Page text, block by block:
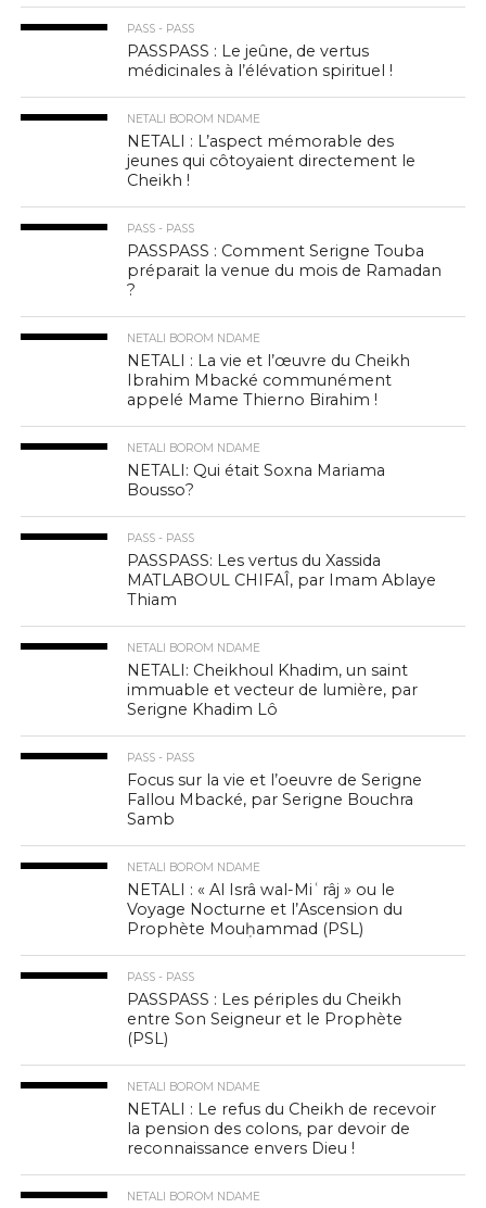
PASS - PASS
PASSPASS : Le jeûne, de vertus
médicinales à l’élévation spirituel !
NETALI BOROM NDAME
NETALI : L’aspect mémorable des
jeunes qui côtoyaient directement le
Cheikh !
PASS - PASS
PASSPASS : Comment Serigne Touba
préparait la venue du mois de Ramadan
?
NETALI BOROM NDAME
NETALI : La vie et l’œuvre du Cheikh
Ibrahim Mbacké communément
appelé Mame Thierno Birahim !
NETALI BOROM NDAME
NETALI: Qui était Soxna Mariama
Bousso?
PASS - PASS
PASSPASS: Les vertus du Xassida
MATLABOUL CHIFAÎ, par Imam Ablaye
Thiam
NETALI BOROM NDAME
NETALI: Cheikhoul Khadim, un saint
immuable et vecteur de lumière, par
Serigne Khadim Lô
PASS - PASS
Focus sur la vie et l’oeuvre de Serigne
Fallou Mbacké, par Serigne Bouchra
Samb
NETALI BOROM NDAME
NETALI : « Al Isrâ wal-Miʿrâj » ou le
Voyage Nocturne et l’Ascension du
Prophète Mouḥammad (PSL)
PASS - PASS
PASSPASS : Les périples du Cheikh
entre Son Seigneur et le Prophète
(PSL)
NETALI BOROM NDAME
NETALI : Le refus du Cheikh de recevoir
la pension des colons, par devoir de
reconnaissance envers Dieu !
NETALI BOROM NDAME